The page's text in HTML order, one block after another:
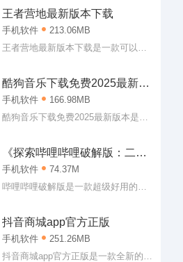
用。大众点评app下载安装到手机可以
让大家了解到附近的可以消费的内
容，可以是美食，可以是美景，也可
以是看电影什么的!
王者营地最新版本下载
手机软件
213.06MB
王者营地最新版本下载是一款可以让
者营地最新版本下载专门提供王者荣
耀的各项服务，查战绩，查攻略、看
直播以及游戏公告什么的都能轻松查
看哦!
酷狗音乐下载免费2025最新版
本
手机软件
166.98MB
酷狗音乐下载免费2025最新版本是一
音乐下载免费2025最新版本作为当下
最强大的播放平台，可以说用户可以
在这里听到任何自己想听的歌曲。
嗯，怎么说的也会有翻唱版本或者是
是基本得到满足了!
《探索哔哩哔哩破解版：二次
元的乐园》
手机软件
74.37M
哔哩哔哩破解版是一款超级好用的二
内直接登入即可获得大会员权益，各
种视频随心看，软件内有着超多二次
元番剧，可以说是喜欢二次元用户的
福音。感兴趣的朋友欢迎来99seo下
抖音商城app官方正版
手机软件
251.26MB
抖音商城app官方正版是一款全新的实